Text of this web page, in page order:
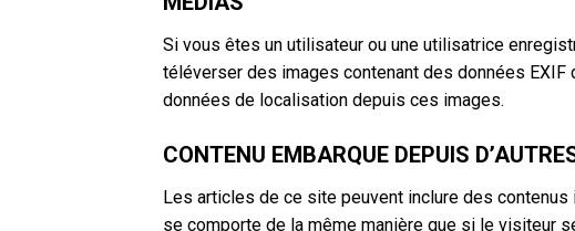
Si vous êtes un utilisateur ou une utilisatrice
téléverser des images contenant des données
données de localisation depuis ces images.
CONTENU EMBARQUE DEPUIS
Les articles de ce site peuvent inclure des
se comporte de la même manière que si le visiteur